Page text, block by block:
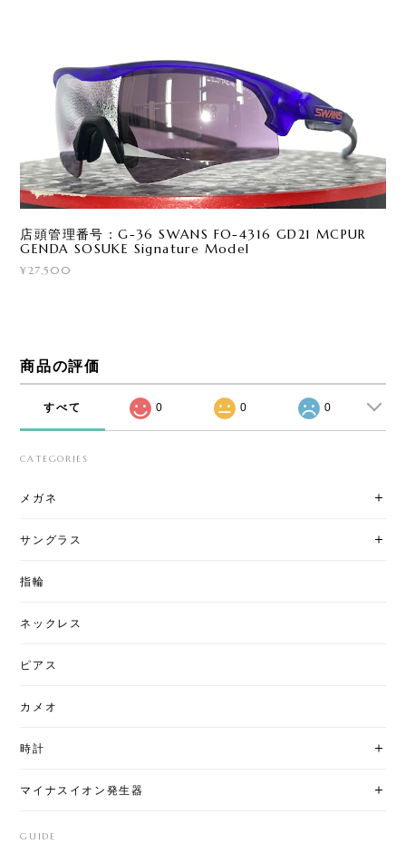
店頭管理番号：G-36 SWANS FO-4316 GD21 MCPUR
GENDA SOSUKE Signature Model
¥27,500
商品の評価
すべて 0 0 0
CATEGORIES
メガネ
サングラス
指輪
ネックレス
ピアス
カメオ
時計
マイナスイオン発生器
GUIDE